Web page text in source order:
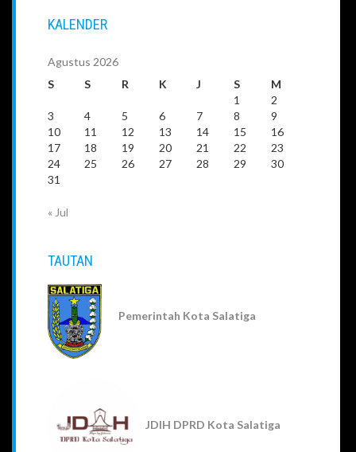
KALENDER
Agustus 2026
S
S R K J S
M
1
2
3
4 5 6 7 8
9
10
11 12 13 14 15
16
17
18 19 20 21 22
23
24
25 26 27 28 29
30
31
« Jul
TAUTAN
Pemerintah Kota Salatiga
JDIH DPRD Kota Salatiga